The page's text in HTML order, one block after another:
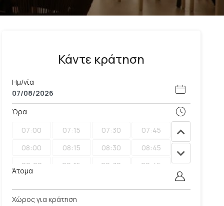
Κάντε κράτηση
Ημ/νία
Ώρα
07:00
07:15 07:30
07:45
08:00
08:15 08:30
08:45
09:00
09:15 09:30
09:45
11:00
11:15
Άτομα
Χώρος για κράτηση